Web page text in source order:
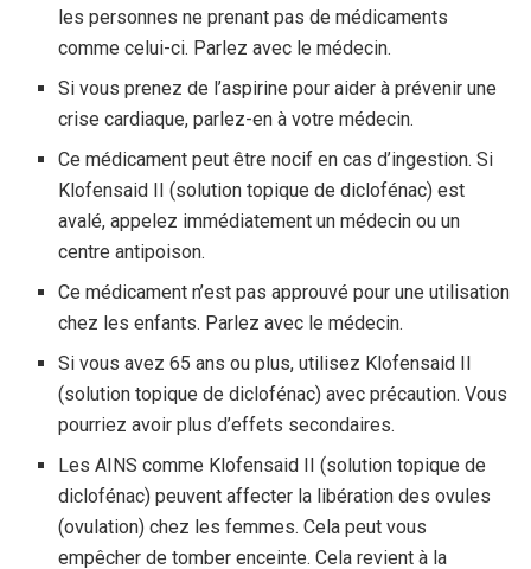
les personnes ne prenant pas de médicaments
comme celui-ci. Parlez avec le médecin.
Si vous prenez de l’aspirine pour aider à prévenir une
crise cardiaque, parlez-en à votre médecin.
Ce médicament peut être nocif en cas d’ingestion. Si
Klofensaid II (solution topique de diclofénac) est
avalé, appelez immédiatement un médecin ou un
centre antipoison.
Ce médicament n’est pas approuvé pour une utilisation
chez les enfants. Parlez avec le médecin.
Si vous avez 65 ans ou plus, utilisez Klofensaid II
(solution topique de diclofénac) avec précaution. Vous
pourriez avoir plus d’effets secondaires.
Les AINS comme Klofensaid II (solution topique de
diclofénac) peuvent affecter la libération des ovules
(ovulation) chez les femmes. Cela peut vous
empêcher de tomber enceinte. Cela revient à la